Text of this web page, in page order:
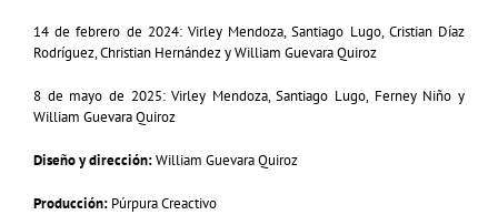
14 de febrero de 2024: Virley Mendoza, Santiago Lugo, Cristian Díaz
Rodríguez, Christian Hernández y William Guevara Quiroz
8 de mayo de 2025: Virley Mendoza, Santiago Lugo, Ferney Niño y
William Guevara Quiroz
Diseño y dirección:William Guevara Quiroz
Producción: Púrpura Creactivo